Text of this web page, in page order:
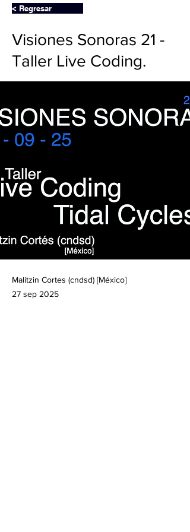
< Regresar
Visiones Sonoras 21 -
Taller Live Coding.
Malitzin Cortes (cndsd) [México]
27 sep 2025